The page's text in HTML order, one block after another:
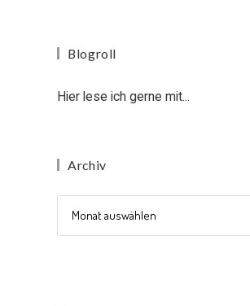
Blogroll
Hier lese ich gerne mit...
Archiv